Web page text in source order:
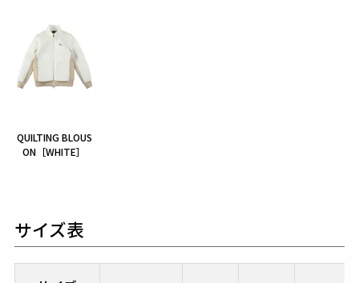
QUILTING BLOUS
ON［WHITE］
サイズ表